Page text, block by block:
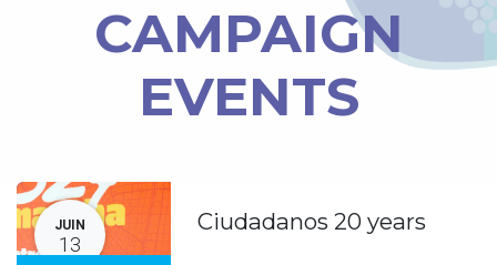
CAMPAIGN
EVENTS
JUIN
13
Ciudadanos 20 years